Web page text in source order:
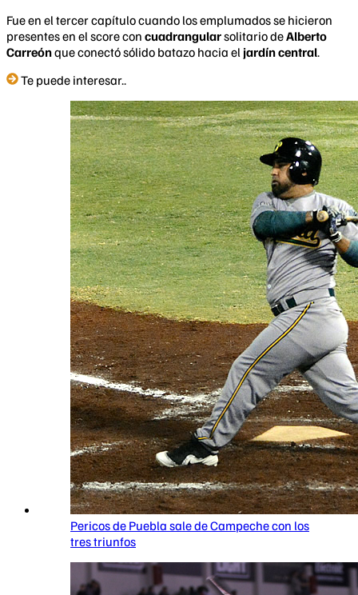
Fue en el tercer capítulo cuando los emplumados se hicieron
presentes en el score con cuadrangularsolitario deAlberto
Carreónque conectó sólido batazo hacia el jardín central.
Te puede interesar..
Pericos de Puebla sale de Campeche con los
tres triunfos